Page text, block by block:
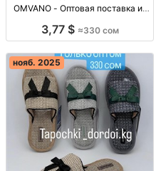
OMVANO - Оптовая поставка из
41, 330 сом за пачку из 6 пар.
3,77 $ ≈330 сом
нояб. 2025